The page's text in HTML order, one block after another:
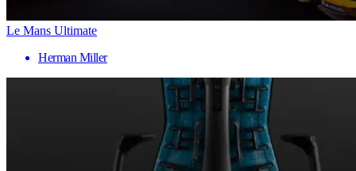
Le Mans Ultimate
Herman Miller